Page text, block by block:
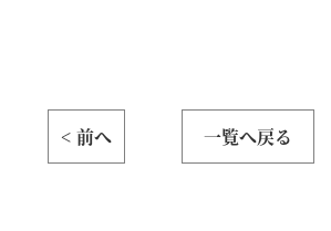
< 前へ 一覧へ戻る